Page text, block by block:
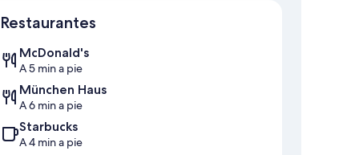
Restaurantes
McDonald's
A 5 min a pie
München Haus
A 6 min a pie
Starbucks
A 4 min a pie